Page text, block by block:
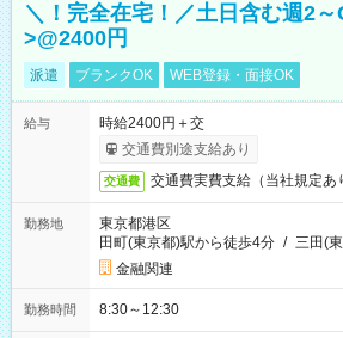
＼！完全在宅！／土日含む週2
>@2400円
派遣 ブランクOK WEB登録・面接OK
給与
時給2400円＋交
交通費別途支給あり
交通費 交通費実費支給（当社規定あ
勤務地
東京都港区
田町(東京都)駅から徒歩4分 / 三田(
金融関連
勤務時間 8:30～12:30